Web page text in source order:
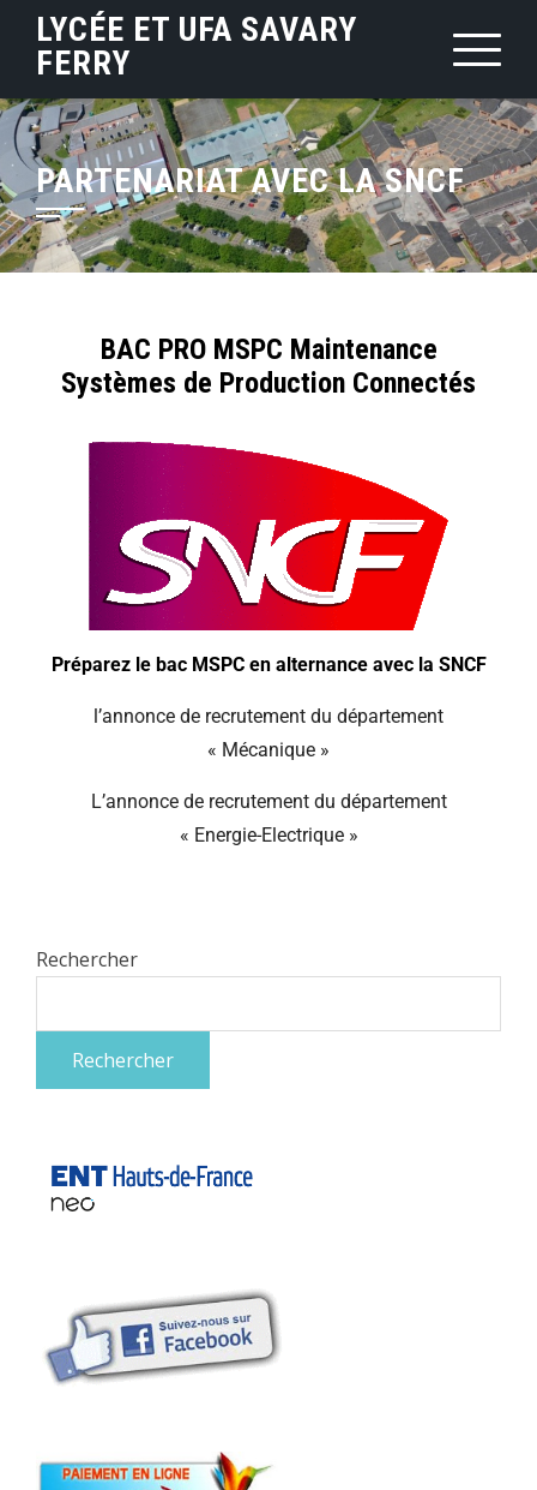
LYCÉE ET UFA SAVARY
FERRY
PARTENARIAT AVEC LA SNCF
BAC PRO MSPC Maintenance
Systèmes de Production Connectés
Préparez le bac MSPC en alternance avec la SNCF
l’annonce de recrutement du département
« Mécanique »
L’annonce de recrutement du département
« Energie-Electrique »
Rechercher
Rechercher